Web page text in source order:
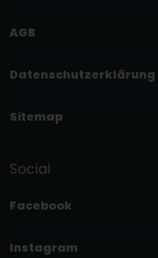
AGB
Datenschutzerklärung
Sitemap
Social
Facebook
Instagram